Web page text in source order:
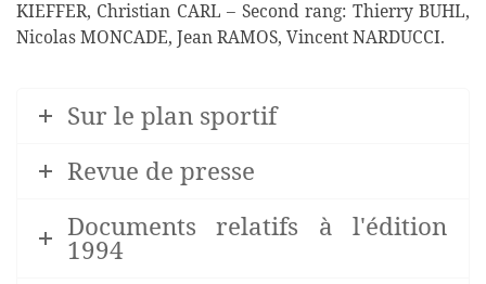
KIEFFER, Christian CARL – Second rang: Thierry BUHL,
Nicolas MONCADE, Jean RAMOS, Vincent NARDUCCI.
Sur le plan sportif
Revue de presse
Documents relatifs à l'édition
1994